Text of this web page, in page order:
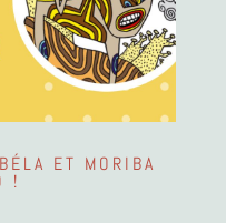
ET MORIBA
!